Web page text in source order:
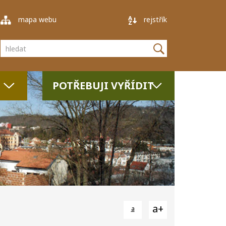
mapa webu rejstřík
Vyhledávání
POTŘEBUJI VYŘÍDIT
a a+